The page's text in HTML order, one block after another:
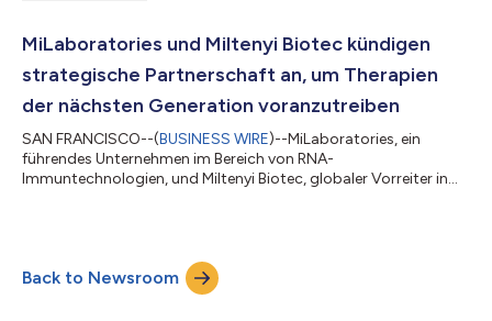
MiLaboratories und Miltenyi Biotec kündigen
strategische Partnerschaft an, um Therapien
der nächsten Generation voranzutreiben
SAN FRANCISCO--(BUSINESS WIRE)--MiLaboratories, ein
führendes Unternehmen im Bereich von RNA-
Immuntechnologien, und Miltenyi Biotec, globaler Vorreiter in
Zusammenarbeit kombiniert die innovative RNA-Kit-
Technologie zur Sequenzierung des Immunrepertoires von
MiLaboratories mit den robusten Produktions- und
Back to Newsroom